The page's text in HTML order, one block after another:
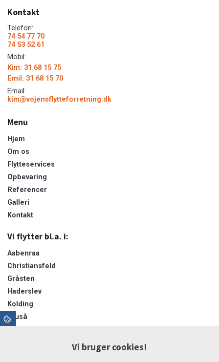
Kontakt
Telefon:
74 54 77 70
74 53 52 61
Mobil:
Kim: 31 68 15 75
Emil: 31 68 15 70
Email:
kim@vojensflytteforretning.dk
Menu
Hjem
Om os
Flytteservices
Opbevaring
Referencer
Galleri
Kontakt
Vi flytter bl.a. i:
Aabenraa
Christiansfeld
Gråsten
Haderslev
Kolding
Kruså
Vi bruger cookies!